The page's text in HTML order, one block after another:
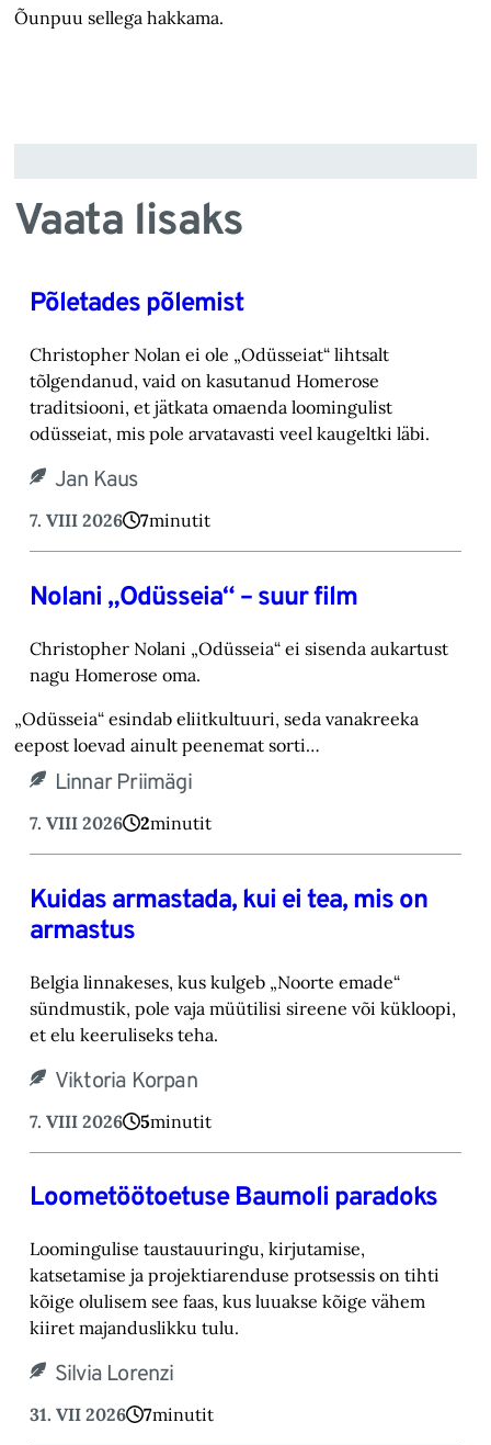
Õunpuu sellega hakkama.
Vaata lisaks
Põletades põlemist
Christopher Nolan ei ole „Odüsseiat“ lihtsalt
tõlgendanud, vaid on kasutanud Homerose
tra‎ditsiooni, et jätkata omaenda loomingulist
odüsseiat, mis pole arvatavasti veel kaugeltki läbi.‎
Jan Kaus
7. VIII 2026 7minutit
Nolani „Odüsseia“ – suur film
Christopher Nolani „Odüsseia“ ei sisenda aukartust
nagu Homerose oma.‎
„Odüsseia“ esindab eliitkultuuri, seda vanakreeka
eepost loevad ainult peenemat sorti…
Linnar Priimägi
7. VIII 2026 2minutit
Kuidas armastada, kui ei tea, mis on
armastus
Belgia linnakeses, kus kulgeb „Noorte emade“
sündmustik, pole vaja müütilisi sireene või kük‎loopi,
et elu keeruliseks teha. ‎
Viktoria Korpan
7. VIII 2026 5minutit
Loometöötoetuse Baumoli paradoks
Loomingulise taustauuringu, kirjutamise,
katsetamise ja projektiarenduse protsessis on tihti
kõige olulisem see faas, kus luuakse kõige vähem
kiiret majanduslikku tulu.
Silvia Lorenzi
31. VII 2026 7minutit